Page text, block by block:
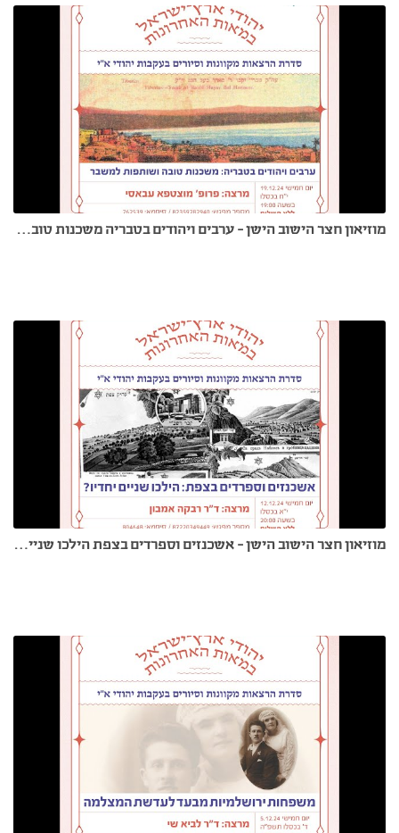
מוזיאון חצר הישוב הישן - ערבים ויהודים בטבריה משכנות טובה ושותפות למשבר-פרופ' מוסטפא עבאסי 19.12.24
מוזיאון חצר הישוב הישן - אשכנזים וספרדים בצפת הילכו שניים יחדיו - ד"ר רבקה אמבון 12.12.24